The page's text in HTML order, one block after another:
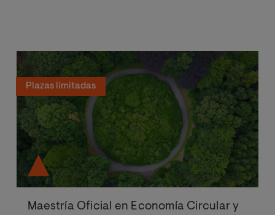
Plazas limitadas
Maestría Oficial en Economía Circular y